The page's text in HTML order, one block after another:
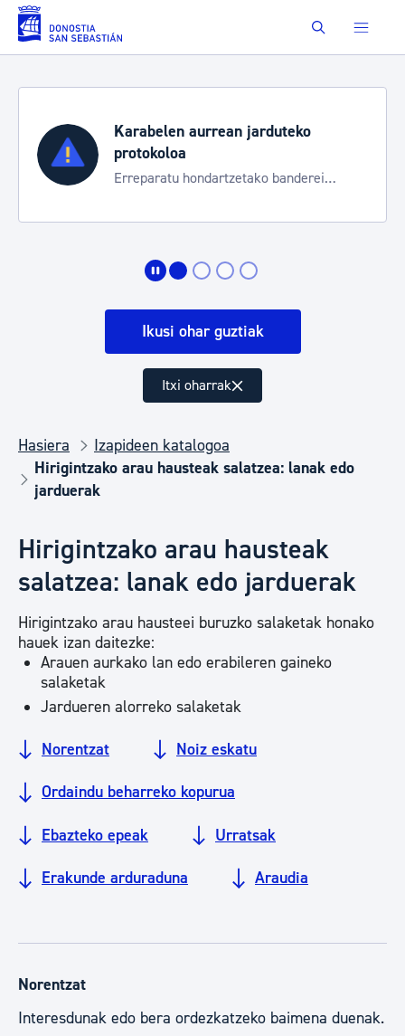
Eduki nagusira joan Buscar
Karabelen aurrean jarduteko
protokoloa
Erreparatu hondartzetako banderei
Ikusi ohar guztiak
Itxi oharrak
Hasiera
Izapideen katalogoa
Hirigintzako arau hausteak salatzea: lanak edo
jarduerak
Hirigintzako arau hausteak
salatzea: lanak edo jarduerak
Hirigintzako arau hausteei buruzko salaketak honako
hauek izan daitezke:
Arauen aurkako lan edo erabileren gaineko
salaketak
Jardueren alorreko salaketak
Norentzat Noiz eskatu
Ordaindu beharreko kopurua
Ebazteko epeak Urratsak
Erakunde arduraduna Araudia
Norentzat
Interesdunak edo bera ordezkatzeko baimena duenak.